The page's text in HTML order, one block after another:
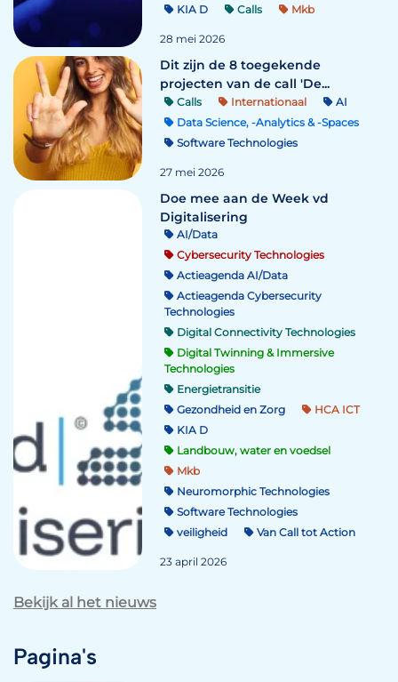
KIA D
Calls Mkb
28 mei 2026
Dit zijn de 8 toegekende
projecten van de call 'De...
Calls Internationaal
AI
Data Science, -Analytics & -Spaces
Software Technologies
27 mei 2026
Doe mee aan de Week vd
Digitalisering
AI/Data
Cybersecurity Technologies
Actieagenda AI/Data
Actieagenda Cybersecurity
Technologies
Digital Connectivity Technologies
Digital Twinning & Immersive
Technologies
Energietransitie
Gezondheid en Zorg
HCA ICT
KIA D
Landbouw, water en voedsel
Mkb
Neuromorphic Technologies
Software Technologies
veiligheid
Van Call tot Action
23 april 2026
Bekijk al het nieuws
Pagina's